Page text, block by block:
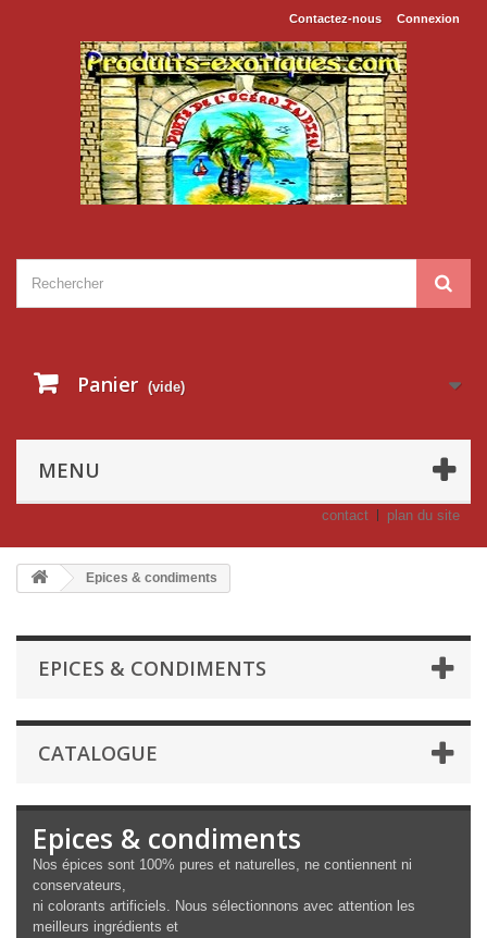
Connexion
Contactez-nous
Panier (vide)
MENU
contact plan du site
Epices & condiments
EPICES & CONDIMENTS
CATALOGUE
Epices & condiments
Nos épices sont 100% pures et naturelles, ne contiennent ni
conservateurs,
ni colorants artificiels. Nous sélectionnons avec attention les
meilleurs ingrédients et